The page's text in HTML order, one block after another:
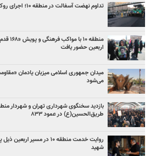
تداوم نهضت آسفالت در منطقه ۱۰؛ اجرای روکش مکانیزه خیابان قزوین
منطقه
اربعین حضور یافت
میدان جمهوری اسلامی میزبان یادمان
می‌شود
طریق‌الحسین(ع) در عمود ۸۳۳
روایت خدمت منطقه ۱۰ در مسیر
شهید